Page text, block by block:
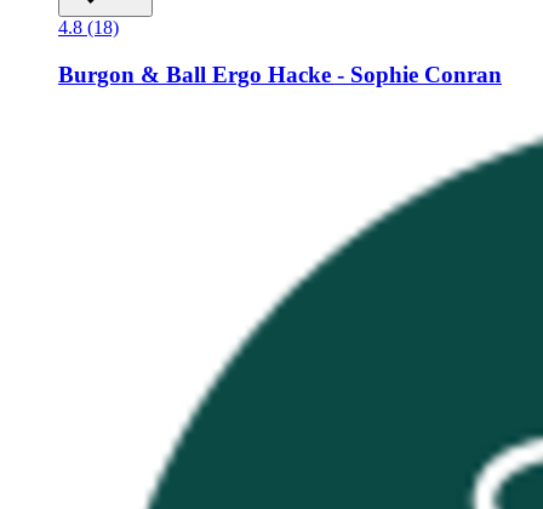
4.8 (18)
Burgon & Ball Ergo Hacke -​ Sophie Conran